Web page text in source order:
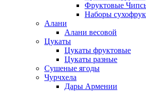
Фруктовые
Наборы
Алани
Алани весовой
Цукаты
Цукаты фруктовые
Цукаты разные
Сушеные ягоды
Чурчхела
Дары Армении